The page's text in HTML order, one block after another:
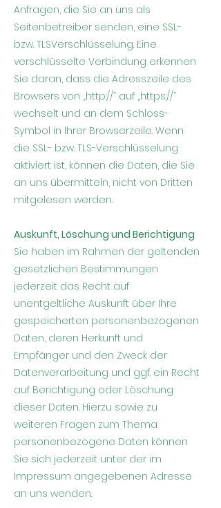
Anfragen, die Sie an uns als
Seitenbetreiber senden, eine SSL-
bzw. TLSVerschlüsselung. Eine
verschlüsselte Verbindung erkennen
Sie daran, dass die Adresszeile des
Browsers von „http://“ auf „https://“
wechselt und an dem Schloss-
Symbol in Ihrer Browserzeile. Wenn
die SSL- bzw. TLS-Verschlüsselung
aktiviert ist, können die Daten, die Sie
an uns übermitteln, nicht von Dritten
mitgelesen werden.
Auskunft, Löschung und Berichtigung
Sie haben im Rahmen der geltenden
gesetzlichen Bestimmungen
jederzeit das Recht auf
unentgeltliche Auskunft über Ihre
gespeicherten personenbezogenen
Daten, deren Herkunft und
Empfänger und den Zweck der
Datenverarbeitung und ggf. ein Recht
auf Berichtigung oder Löschung
dieser Daten. Hierzu sowie zu
weiteren Fragen zum Thema
personenbezogene Daten können
Sie sich jederzeit unter der im
Impressum angegebenen Adresse
an uns wenden.